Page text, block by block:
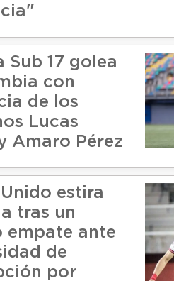
Sub 17 golea
con
de los
Lucas
Amaro Pérez
estira
tras un
empate ante
de
por